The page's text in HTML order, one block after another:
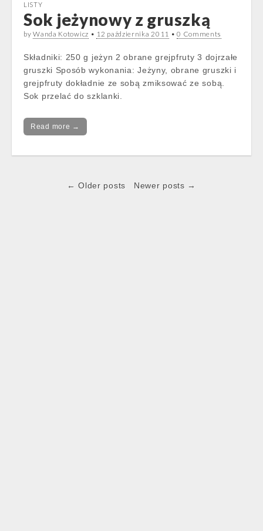
LISTY
Sok jeżynowy z gruszką
byWanda Kotowicz • 12 października 2011 •0 Comments
Składniki: 250 g jeżyn 2 obrane grejpfruty 3 dojrzałe
gruszki Sposób wykonania: Jeżyny, obrane gruszki i
grejpfruty dokładnie ze sobą zmiksować ze sobą.
Sok przelać do szklanki.
Read more →
← Older posts Newer posts →